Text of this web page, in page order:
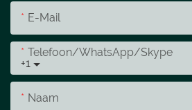
E-Mail
+1
Telefoon/WhatsApp/Skype
Naam